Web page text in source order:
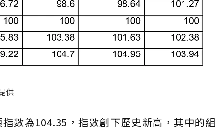
供
數為104.35，指數創下歷史新高，其中的組